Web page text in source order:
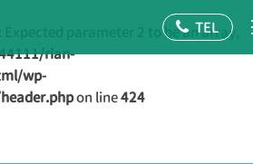
parameter 2 to be an array,
rian-
wp-
on line424